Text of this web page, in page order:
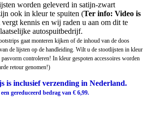
worden geleverd in satijn-zwart
ook in kleur te spuiten (Ter info: Video is
kennis en wij raden u aan om dit te
autospuitbedrijf.
gaat monteren kijken of de inhoud van de doos
de lijsten op de handleiding. Wilt u de stootlijsten in kleur
controleren! In kleur gespoten accessoires worden
retour genomen!)
is inclusief verzending in Nederland.
gereduceerd bedrag van € 6,99.